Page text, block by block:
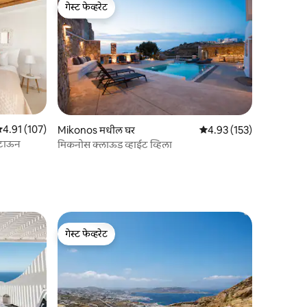
4.91 सरासरी रेटिंग, 107 रिव्ह्यूज
4.91 (107)
गेस्ट फेव्हरेट
गेस्ट फेव्हरेट
Mikonos मधील घर 5 पैकी 4.93 सरासरी रेटिंग,
4.93 (153)
मिकनोस क्लाऊड व्हाईट व्हिला
गेस्ट फेव्हरेट
गेस्ट फेव्हरेट